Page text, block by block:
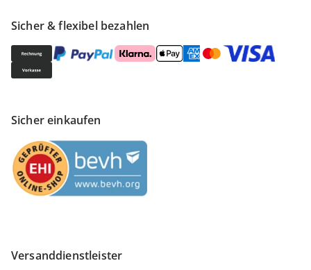
Sicher & flexibel bezahlen
Sicher einkaufen
Versanddienstleister